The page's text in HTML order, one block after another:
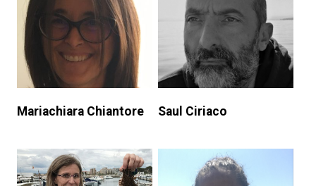
Mariachiara Chiantore Saul Ciriaco